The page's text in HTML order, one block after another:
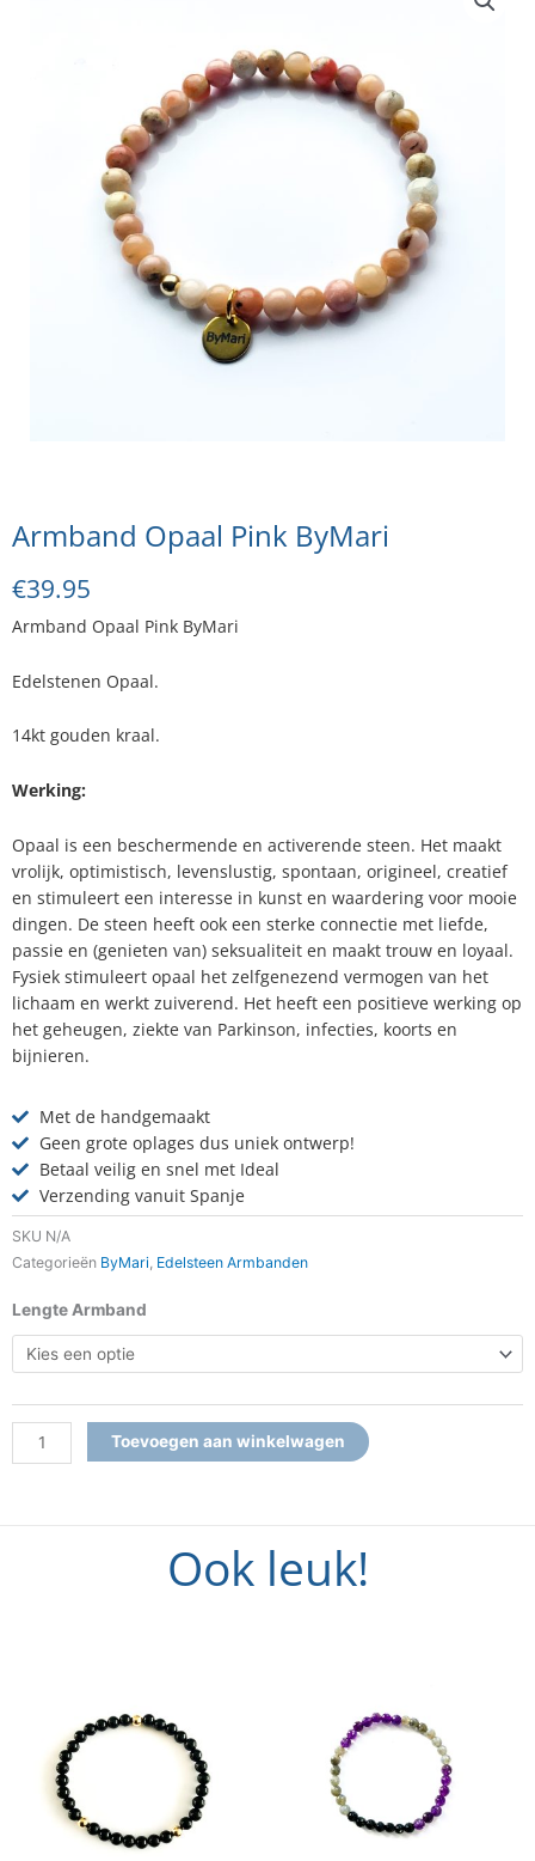
Armband Opaal Pink ByMari
€39.95
Armband Opaal Pink ByMari
Edelstenen Opaal.
14kt gouden kraal.
Werking:
Opaal is een beschermende en activerende steen. Het maakt
vrolijk, optimistisch, levenslustig, spontaan, origineel, creatief
en stimuleert een interesse in kunst en waardering voor mooie
dingen. De steen heeft ook een sterke connectie met liefde,
passie en (genieten van) seksualiteit en maakt trouw en loyaal.
Fysiek stimuleert opaal het zelfgenezend vermogen van het
lichaam en werkt zuiverend. Het heeft een positieve werking op
het geheugen, ziekte van Parkinson, infecties, koorts en
bijnieren.
Met de handgemaakt
Geen grote oplages dus uniek ontwerp!
Betaal veilig en snel met Ideal
Verzending vanuit Spanje
SKU N/A
Categorieën ByMari, Edelsteen Armbanden
Lengte Armband
Armband
Opaal
Pink
aantal
Toevoegen aan winkelwagen
Ook leuk!
meerdere
variaties.
Deze
optie
meerdere
variaties.
Deze